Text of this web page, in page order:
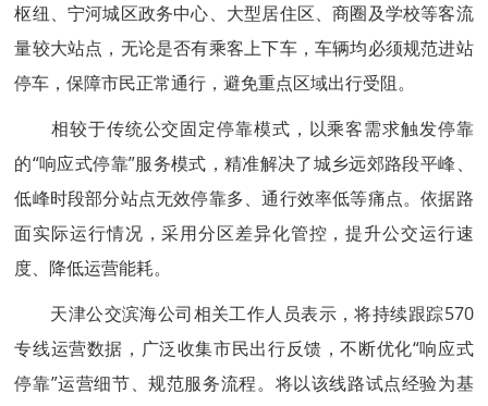
枢纽、宁河城区政务中心、大型居住区、商圈及学校等客流
量较大站点，无论是否有乘客上下车，车辆均必须规范进站
停车，保障市民正常通行，避免重点区域出行受阻。
相较于传统公交固定停靠模式，以乘客需求触发停靠
的“响应式停靠”服务模式，精准解决了城乡远郊路段平峰、
低峰时段部分站点无效停靠多、通行效率低等痛点。依据路
面实际运行情况，采用分区差异化管控，提升公交运行速
度、降低运营能耗。
天津公交滨海公司相关工作人员表示，将持续跟踪570
专线运营数据，广泛收集市民出行反馈，不断优化“响应式
停靠”运营细节、规范服务流程。将以该线路试点经验为基